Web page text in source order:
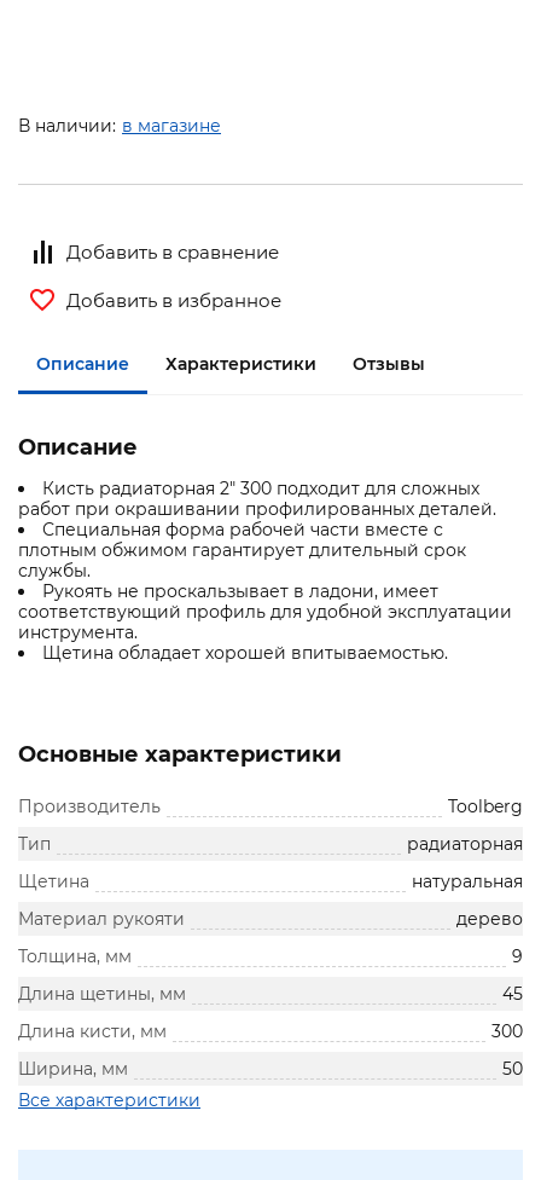
В наличии: в магазине
Добавить в сравнение
Добавить в избранное
Описание Характеристики Отзывы
Описание
Кисть радиаторная 2" 300 подходит для сложных
работ при окрашивании профилированных деталей.
Специальная форма рабочей части вместе с
плотным обжимом гарантирует длительный срок
службы.
Рукоять не проскальзывает в ладони, имеет
соответствующий профиль для удобной эксплуатации
инструмента.
Щетина обладает хорошей впитываемостью.
Основные характеристики
Производитель
Toolberg
Тип
радиаторная
Щетина
натуральная
Материал рукояти
дерево
Толщина, мм
9
Длина щетины, мм
45
Длина кисти, мм
300
Ширина, мм
50
Все характеристики